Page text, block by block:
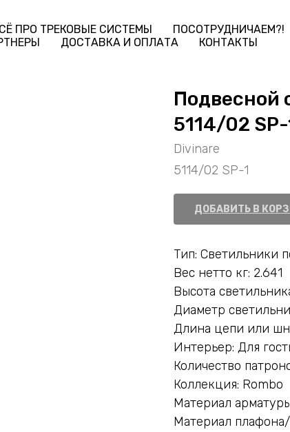
ПРО ТРЕКОВЫЕ СИСТЕМЫ
ПОСОТРУДНИЧАЕМ?!
ДОСТАВКА И ОПЛАТА КОНТАКТЫ
Подвесной
5114/02 SP-
Divinare
5114/02 SP-1
ДОБАВИТЬ В
Тип: Светильники
Вес нетто кг: 2.641
Высота
Диаметр
Длина цепи или
Интерьер: Для
Количество
Коллекция: Rombo
Материал
Материал